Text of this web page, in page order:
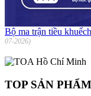
Bộ ma trận tiều
07-2026)
TOP SẢN